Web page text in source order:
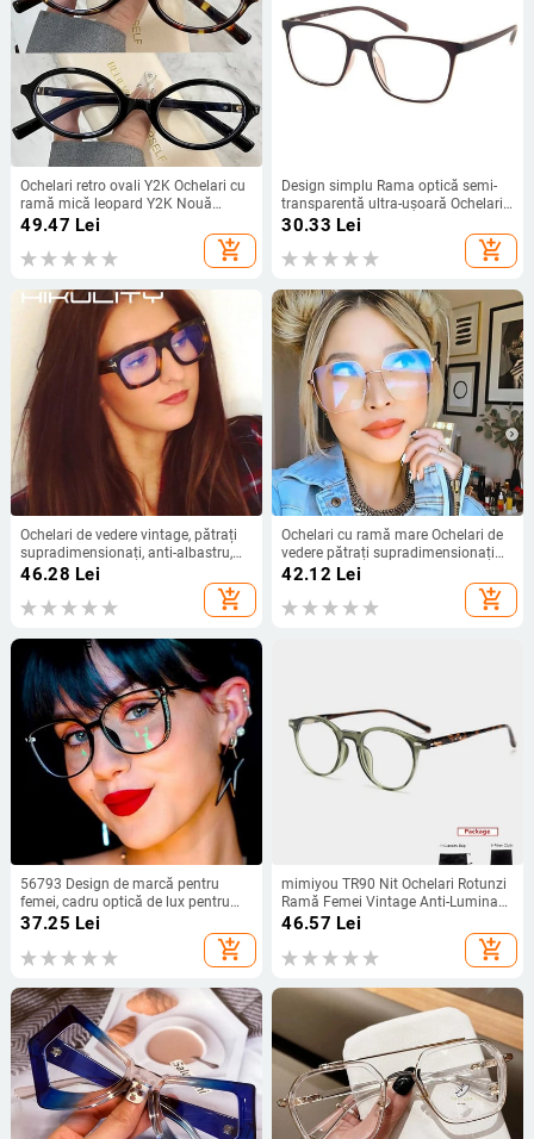
Ochelari retro ovali Y2K Ochelari cu
ramă mică leopard Y2K Nouă
modă simplă Vintage Ochelari
pentru fete Ochelari decorativi
49.47 Lei
add_shopping_cart
Design simplu Rama optică semi-
transparentă ultra-ușoară Ochelari
de vedere eleganti pentru ochelari
30.33 Lei
add_shopping_cart
Ochelari de vedere vintage, pătrați
supradimensionați, anti-albastru,
ochelari de vedere pentru femei,
negru, leopard, pentru computer
46.28 Lei
add_shopping_cart
Ochelari cu ramă mare Ochelari de
vedere pătrați supradimensionați
pentru femei Ochelari de vedere
aurii Ochelari cu lentile transparente
Ochelari optici pentru miopie tocilar
42.12 Lei
add_shopping_cart
56793 Design de marcă pentru
femei, cadru optică de lux pentru
ochelari, balama metalică cu arc,
oglindă plată, ochelari de computer
anti-albastru de dimensiuni mari
37.25 Lei
add_shopping_cart
mimiyou TR90 Nit Ochelari Rotunzi
Ramă Femei Vintage Anti-Lumina
Albastră Optică Ochelari Bărbați
Ochelari Ramă UV400 Ochelari
pentru computer
46.57 Lei
add_shopping_cart